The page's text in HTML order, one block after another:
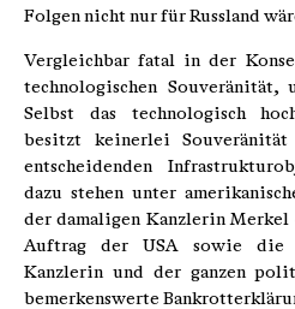
Folgen nicht nur für Russland
Vergleichbar fatal in der
technologischen
Selbst das technologisch
besitzt keinerlei
entscheidenden
dazu stehen unter
der damaligen Kanzlerin
Auftrag der USA sowie die
Kanzlerin und der ganzen
bemerkenswerte